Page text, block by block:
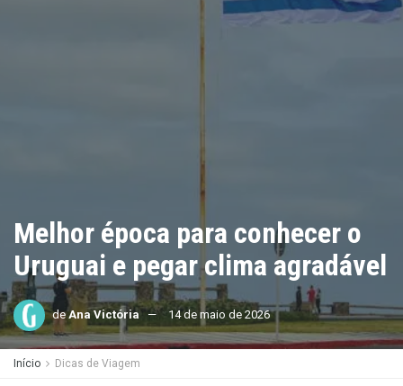
Melhor época para conhecer o
Uruguai e pegar clima agradável
de Ana Victória 14 de maio de 2026
Início Dicas de Viagem